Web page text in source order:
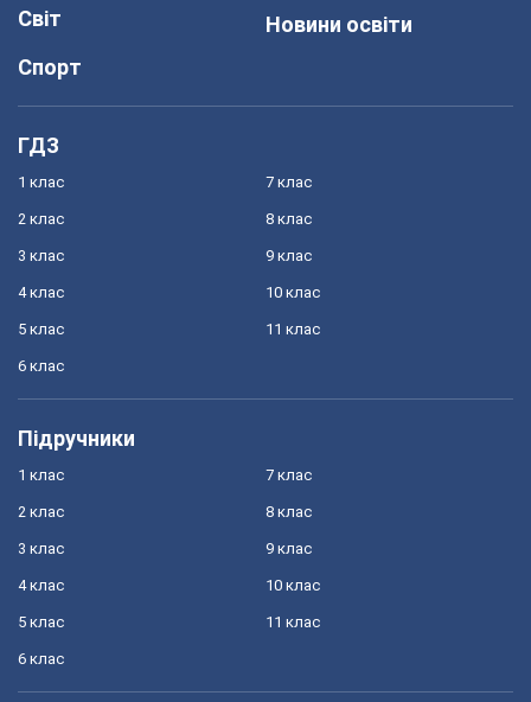
Світ
Спорт
Новини освіти
ГДЗ
1 клас
2 клас
3 клас
4 клас
5 клас
6 клас
7 клас
8 клас
9 клас
10 клас
11 клас
Підручники
1 клас
2 клас
3 клас
4 клас
5 клас
6 клас
7 клас
8 клас
9 клас
10 клас
11 клас